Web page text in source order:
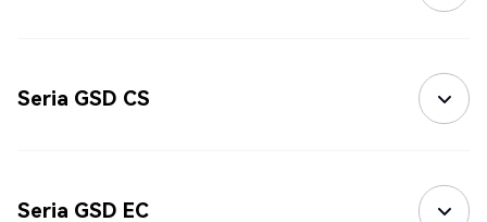
Seria GSD CS
Seria GSD EC